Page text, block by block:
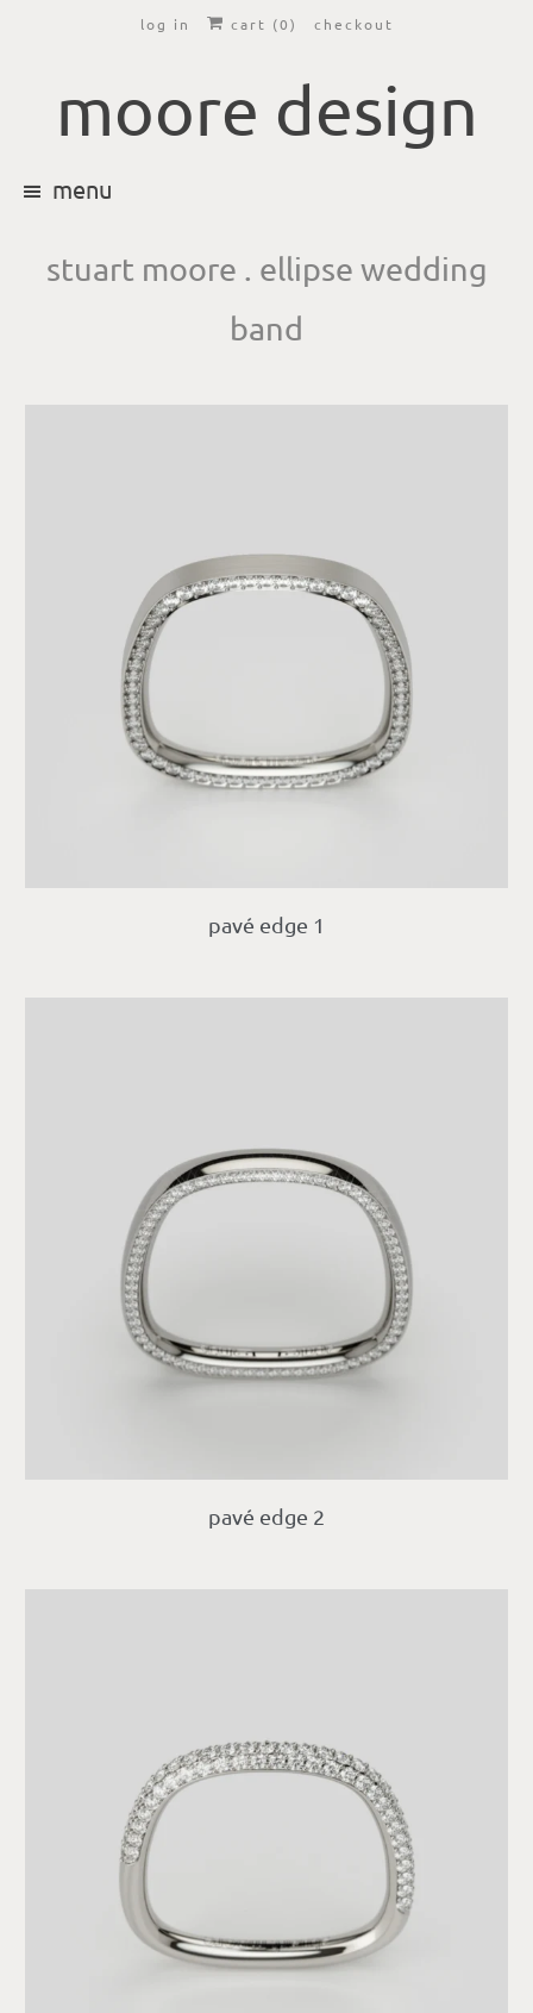
log in cart (0) checkout
moore design
menu
stuart moore . ellipse wedding
band
pavé edge 1
pavé edge 2